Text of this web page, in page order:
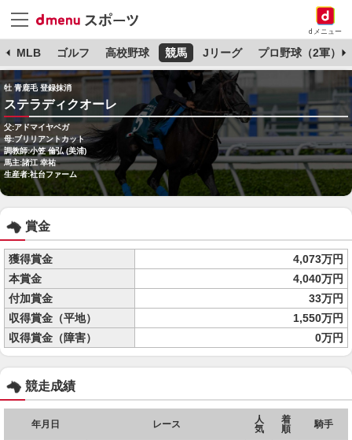
dメニュー
MLB ゴルフ 高校野球 競馬 Jリーグ プロ野球（2軍）
牡 青鹿毛 登録抹消
ステラディクオーレ
父:アドマイヤベガ
母:ブリリアントカット
調教師:小笠 倫弘 (美浦)
馬主:諸江 幸祐
生産者:社台ファーム
賞金
獲得賞金
4,073万円
本賞金
4,040万円
付加賞金
33万円
収得賞金（平地）
1,550万円
収得賞金（障害）
0万円
競走成績
年月日 レース
人
気
着
順
騎手